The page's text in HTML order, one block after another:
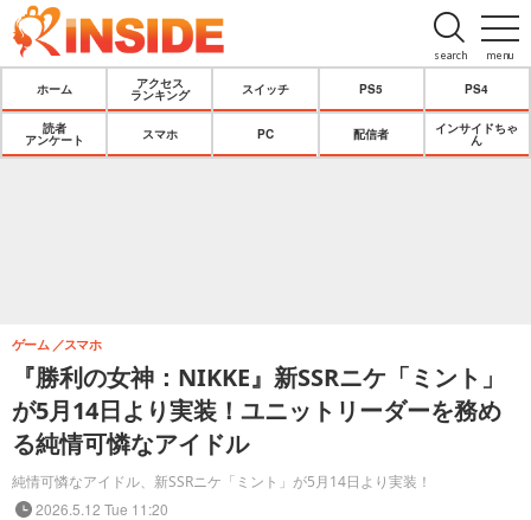
menu
search
ホーム
アクセス
ランキング
スイッチ PS5 PS4
読者
アンケート
スマホ PC 配信者
インサイドちゃ
ん
『勝利の女神：NIKKE』新SSRニケ「ミント」
が5月14日より実装！ユニットリーダーを務め
る純情可憐なアイドル
純情可憐なアイドル、新SSRニケ「ミント」が5月14日より実装！
ゲーム スマホ
2026.5.12 Tue 11:20